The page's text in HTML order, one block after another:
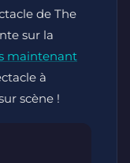
de The
sur la
maintenant
à
scène !